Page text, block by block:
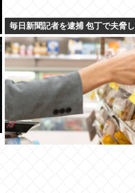
毎日新聞記者を逮捕 包丁で夫脅